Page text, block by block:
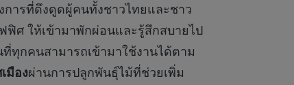
การที่ดึงดูดผู้คนทั้งชาวไทยและชาว
ฟิศ ให้เข้ามาพักผ่อนและรู้สึกสบายไป
ทุกคนสามารถเข้ามาใช้งานได้ตาม
มืองผ่านการปลูกพันธุ์ไม้ที่ช่วยเพิ่ม